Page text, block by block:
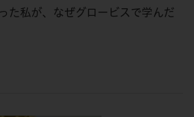
た私が、なぜグロービスで学んだ